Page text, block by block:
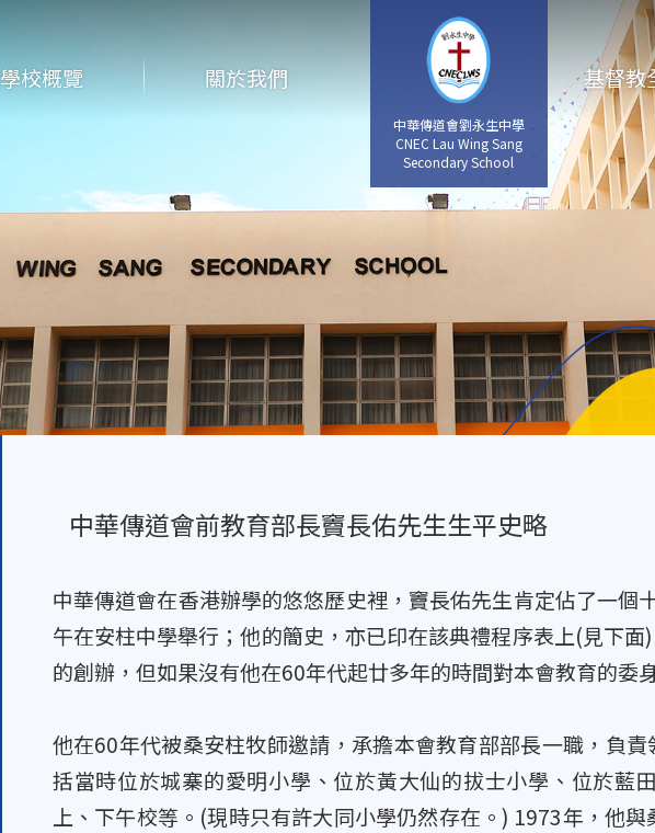
中華傳道會劉永生中學
CNEC Lau Wing Sang
Secondary School
學校概覽 關於我們 基督教
中華傳道會前教育部長竇長佑先生生平史略
中華傳道會在香港辦學的悠悠歷史裡，竇長佑先生肯定佔了一
午在安柱中學舉行；他的簡史，亦已印在該典禮程序表上(見下
的創辦，但如果沒有他在60年代起廿多年的時間對本會教育的委
他在60年代被桑安柱牧師邀請，承擔本會教育部部長一職，負
括當時位於城寨的愛明小學、位於黃大仙的拔士小學、位於藍
上、下午校等。(現時只有許大同小學仍然存在。) 1973年，他